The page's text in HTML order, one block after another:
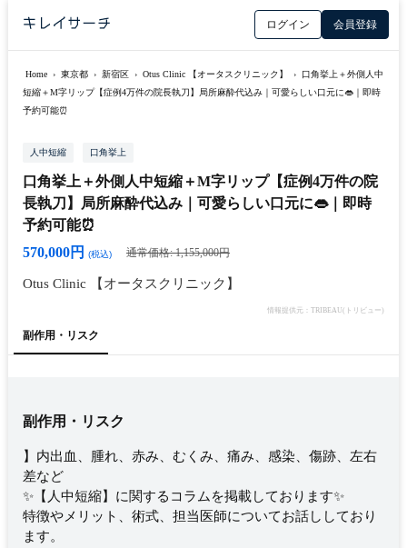
ログイン 会員登録
Home › 東京都 › 新宿区 › Otus Clinic 【オータスクリニック】 ›
口角挙上＋外側人中
短縮＋M字リップ【症例4万件の院長執刀】局所麻酔代込み｜可愛らしい口元に👄｜即時
予約可能⏰
人中短縮 口角挙上
口角挙上＋外側人中短縮＋M字リップ【症例4万件の院
長執刀】局所麻酔代込み｜可愛らしい口元に👄｜即時
予約可能⏰
570,000円
(税込) 通常価格: 1,155,000円
Otus Clinic 【オータスクリニック】
情報提供元：TRIBEAU(トリビュー)
副作用・リスク
副作用・リスク
】内出血、腫れ、赤み、むくみ、痛み、感染、傷跡、左右
差など
✨【人中短縮】に関するコラムを掲載しております✨
特徴やメリット、術式、担当医師についてお話ししており
ます。